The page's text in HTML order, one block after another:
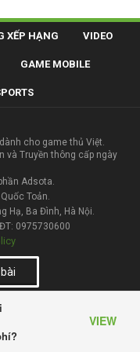
VIEW
XẾP HẠNG VIDEO
GAME MOBILE
cho game thủ Việt.
và Truyền thông cấp ngày
Adsota.
Toản.
Hạ, Ba Đình, Hà Nội.
0975730600